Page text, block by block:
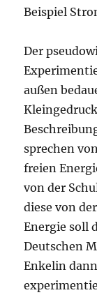
Beispiel
Der
außen
sprechen
freien
von der
diese von
Energie soll
Deutschen
Enkelin